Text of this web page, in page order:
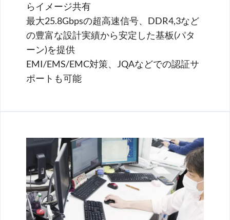
らイメージ共有
最大25.8Gbpsの超高速信号、DDR4,3など
の豊富な設計実績から安定した基板(パタ
ーン)を提供
EMI/EMS/EMC対策、JQAなどでの認証サ
ポートも可能